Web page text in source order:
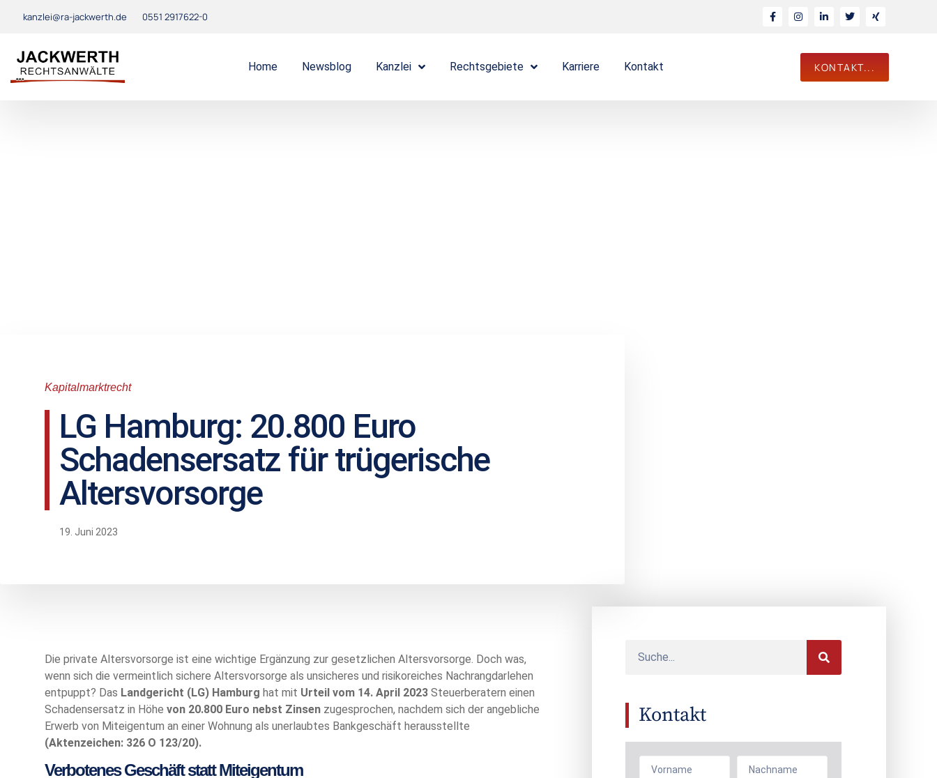
kanzlei@ra-jackwerth.de 0551 2917622-0
Home Newsblog Kanzlei Rechtsgebiete Karriere Kontakt KONTAKT...
Kapitalmarktrecht
LG Hamburg: 20.800 Euro
Schadensersatz für trügerische
Altersvorsorge
19. Juni 2023
Die private Altersvorsorge ist eine wichtige Ergänzung zur gesetzlichen Altersvorsorge. Doch was,
wenn sich die vermeintlich sichere Altersvorsorge als unsicheres und risikoreiches Nachrangdarlehen
entpuppt? Das Landgericht (LG) Hamburg hat mit Urteil vom 14. April 2023 Steuerberatern einen
Schadensersatz in Höhe von 20.800 Euro nebst Zinsen zugesprochen, nachdem sich der angebliche
Erwerb von Miteigentum an einer Wohnung als unerlaubtes Bankgeschäft herausstellte
(Aktenzeichen: 326 O 123/20).
Verbotenes Geschäft statt Miteigentum
Kontakt